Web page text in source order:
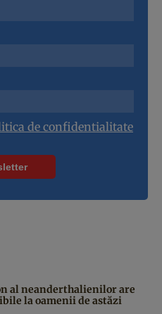
de confidentialitate
al neanderthalienilor are
la oamenii de astăzi